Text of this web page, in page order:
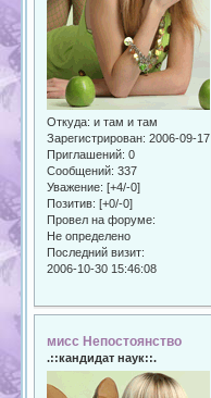
Откуда: и там и там
Зарегистрирован: 2006-09-17
Приглашений: 0
Сообщений: 337
Уважение: [+4/-0]
Позитив: [+0/-0]
Провел на форуме:
Не определено
Последний визит:
2006-10-30 15:46:08
мисс Непостоянство
.::кандидат наук::.